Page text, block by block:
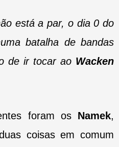
está a par, o dia 0 do
batalha de bandas
de ir tocar ao Wacken
foram os Namek,
coisas em comum